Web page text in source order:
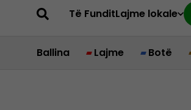
Të FunditLajme lokale
Ballina Lajme Botë